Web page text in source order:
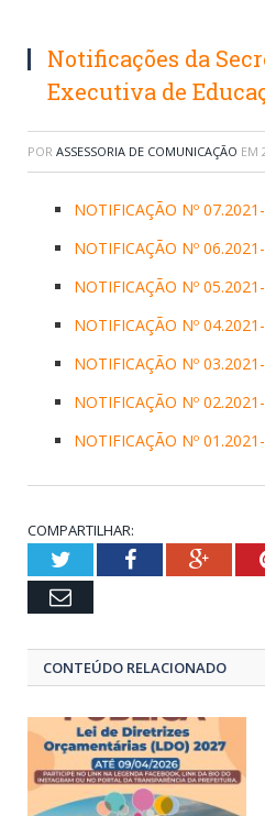
Notificações da
Executiva de
POR ASSESSORIA DE COMUNICAÇÃO EM
NOTIFICAÇÃO Nº
NOTIFICAÇÃO Nº
NOTIFICAÇÃO Nº
NOTIFICAÇÃO Nº
NOTIFICAÇÃO Nº
NOTIFICAÇÃO Nº
NOTIFICAÇÃO Nº
COMPARTILHAR:
TwitterFacebook
Email
CONTEÚDO RELACIONADO